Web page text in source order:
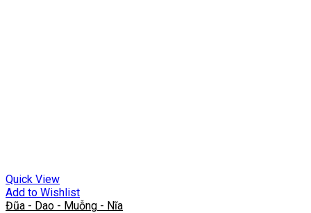
Quick View
Add to Wishlist
Đũa - Dao - Muỗng - Nĩa